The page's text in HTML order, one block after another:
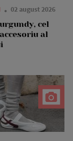
02 august 2026
cel
al